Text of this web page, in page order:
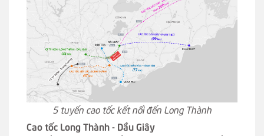
5 tuyến cao tốc kết nối đến Long Thành
Cao tốc Long Thành - Dầu Giây